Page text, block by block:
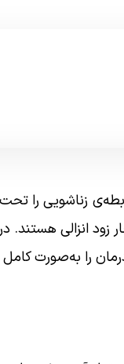
زناشویی را
زود انزالی
را به‌صورت